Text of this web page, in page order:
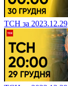
ТСН за 2023.12.29